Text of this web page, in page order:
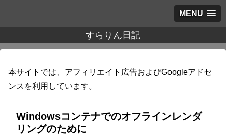
MENU
すらりん日記
本サイトでは、アフィリエイト広告およびGoogleアドセ
ンスを利用しています。
Windowsコンテナでのオフラインレンダ
リングのために